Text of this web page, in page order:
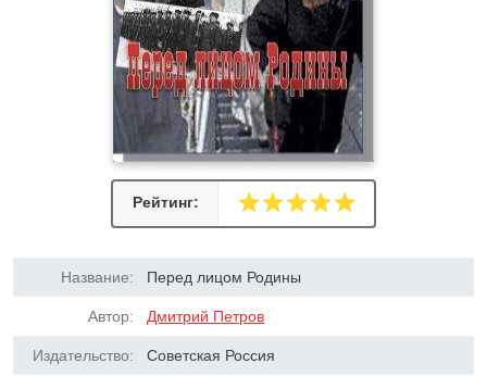
Рейтинг:
Название: Перед лицом Родины
Автор: Дмитрий Петров
Издательство: Советская Россия